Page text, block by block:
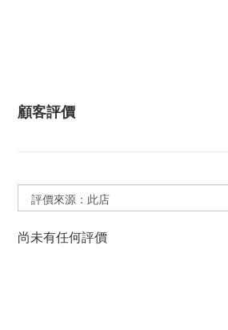
顧客評價
尚未有任何評價